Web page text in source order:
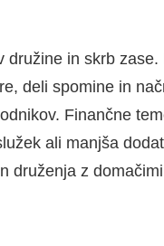
družine in skrb
deli spomine in
Finančne
ali manjša
druženja z